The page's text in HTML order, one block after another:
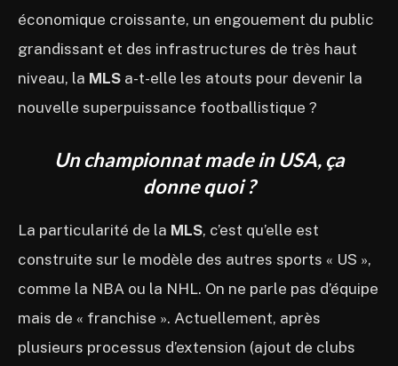
économique croissante, un engouement du public
grandissant et des infrastructures de très haut
niveau, la MLS a-t-elle les atouts pour devenir la
nouvelle superpuissance footballistique ?
Un championnat made in USA, ça
donne quoi ?
La particularité de la MLS, c’est qu’elle est
construite sur le modèle des autres sports « US »,
comme la NBA ou la NHL. On ne parle pas d’équipe
mais de « franchise ». Actuellement, après
plusieurs processus d’extension (ajout de clubs